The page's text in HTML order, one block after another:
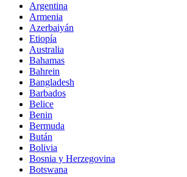
Argentina
Armenia
Azerbaiyán
Etiopía
Australia
Bahamas
Bahrein
Bangladesh
Barbados
Belice
Benin
Bermuda
Bután
Bolivia
Bosnia y Herzegovina
Botswana